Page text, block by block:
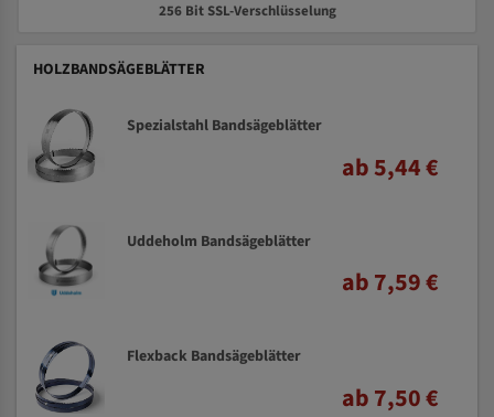
256 Bit SSL-Verschlüsselung
HOLZBANDSÄGEBLÄTTER
Spezialstahl Bandsägeblätter
ab 5,44 €
Uddeholm Bandsägeblätter
ab 7,59 €
Flexback Bandsägeblätter
ab 7,50 €